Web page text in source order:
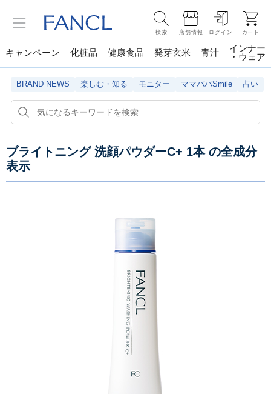
検索 店舗情報 ログイン カート
キャンペーン 化粧品 健康食品 発芽玄米 青汁
インナー
・ウェア
BRAND NEWS 楽しむ・知る モニター ママパパSmile 占い
ブライトニング 洗顔パウダーC+ 1本の全成分
表示